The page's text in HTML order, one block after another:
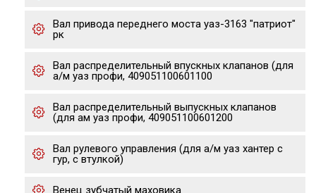
Вал привода переднего моста уаз-3163 "патриот"
рк
Вал распределительный впускных клапанов (для
а/м уаз профи, 409051100601100
Вал распределительный выпускных клапанов
(для ам уаз профи, 409051100601200
Вал рулевого управления (для а/м уаз хантер с
гур, с втулкой)
Венец зубчатый маховика